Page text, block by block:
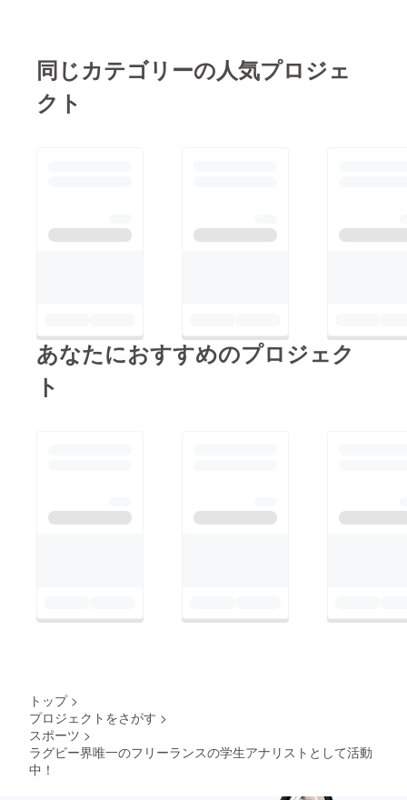
同じカテゴリーの人気プロジェ
クト
あなたにおすすめのプロジェク
ト
トップ >
プロジェクトをさがす >
スポーツ >
ラグビー界唯一のフリーランスの学生アナリストとして活動
中！